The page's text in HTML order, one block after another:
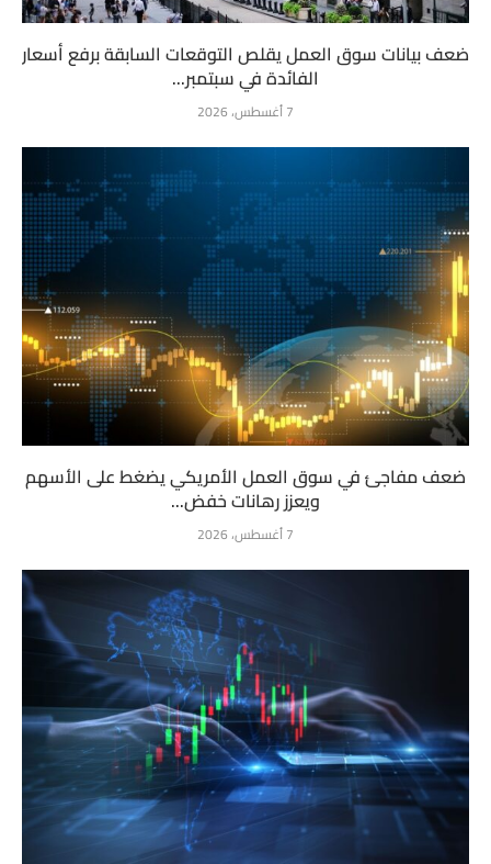
ضعف بيانات سوق العمل يقلص التوقعات السابقة برفع أسعار
الفائدة في سبتمبر...
7 أغسطس، 2026
ضعف مفاجئ في سوق العمل الأمريكي يضغط على الأسهم
ويعزز رهانات خفض...
7 أغسطس، 2026